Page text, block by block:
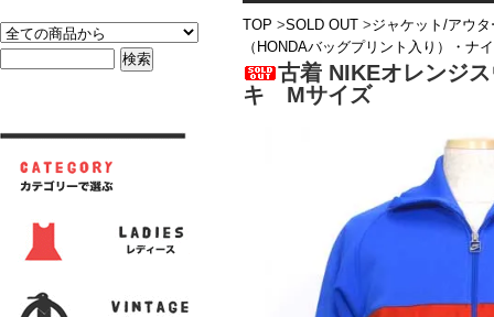
TOP >SOLD OUT >ジャケット/アウタ
（HONDAバッグプリント入り）・
古着 NIKEオレンジ
キ Mサイズ